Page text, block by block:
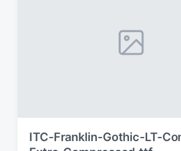
ITC-Franklin-Gothic-LT-